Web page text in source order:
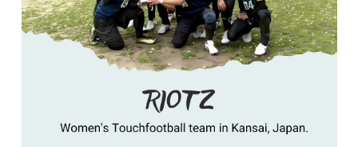
お客様の声
コラム